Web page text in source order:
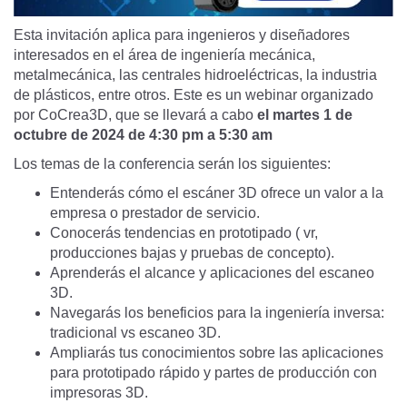
Esta invitación aplica para ingenieros y diseñadores
interesados en el área de ingeniería mecánica,
metalmecánica, las centrales hidroeléctricas, la industria
de plásticos, entre otros. Este es un webinar organizado
por CoCrea3D, que se llevará a cabo el martes 1 de
octubre de 2024 de 4:30 pm a 5:30 am
Los temas de la conferencia serán los siguientes:
Entenderás cómo el escáner 3D ofrece un valor a la
empresa o prestador de servicio.
Conocerás tendencias en prototipado ( vr,
producciones bajas y pruebas de concepto).
Aprenderás el alcance y aplicaciones del escaneo
3D.
Navegarás los beneficios para la ingeniería inversa:
tradicional vs escaneo 3D.
Ampliarás tus conocimientos sobre las aplicaciones
para prototipado rápido y partes de producción con
impresoras 3D.